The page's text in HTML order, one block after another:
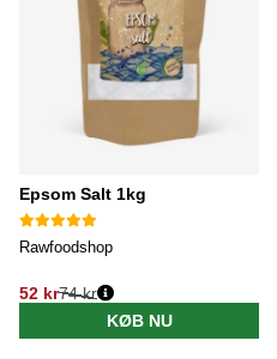
Epsom Salt 1kg
Rawfoodshop
52 kr
Normalpris:
74 kr
KØB NU